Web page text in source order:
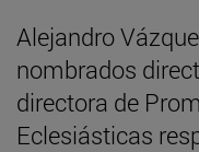
Alejandro
nombrados
directora de
Eclesiásticas